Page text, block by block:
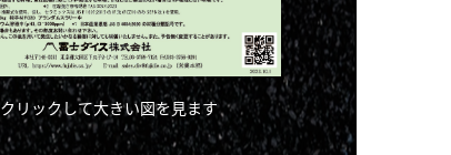
クリックして大きい図を見ます